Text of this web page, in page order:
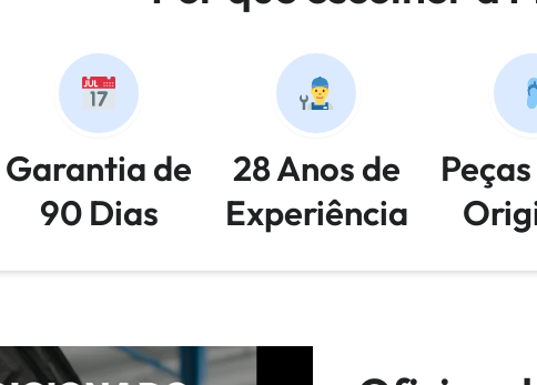
Garantia de
90 Dias
28 Anos de
Experiência